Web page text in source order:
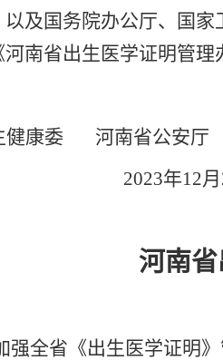
及国务院办公厅、国
南省出生医学证明管
健康委
河南省公安厅
2023年12
河南
强全省《出生医学证明